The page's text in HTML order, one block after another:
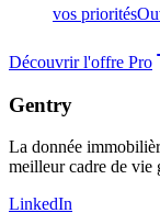
vos priorités
Découvrir l'offre Pro
Gentry
La donnée
meilleur cadre de vie
LinkedIn